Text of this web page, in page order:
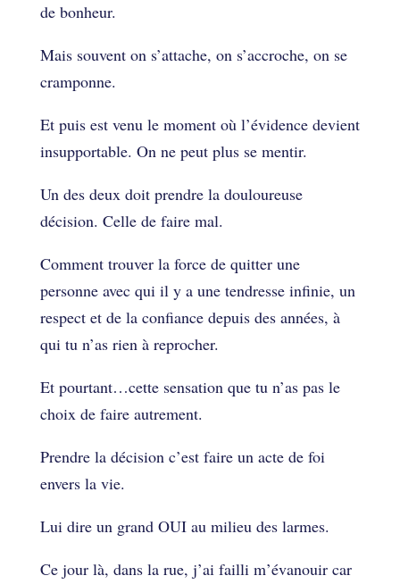
de bonheur.
Mais souvent on s’attache, on s’accroche, on se
cramponne.
Et puis est venu le moment où l’évidence devient
insupportable. On ne peut plus se mentir.
Un des deux doit prendre la douloureuse
décision. Celle de faire mal.
Comment trouver la force de quitter une
personne avec qui il y a une tendresse infinie, un
respect et de la confiance depuis des années, à
qui tu n’as rien à reprocher.
Et pourtant…cette sensation que tu n’as pas le
choix de faire autrement.
Prendre la décision c’est faire un acte de foi
envers la vie.
Lui dire un grand OUI au milieu des larmes.
Ce jour là, dans la rue, j’ai failli m’évanouir car